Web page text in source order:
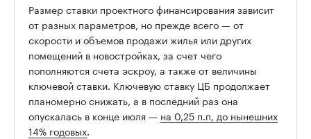
Размер ставки проектного финансирования зависит
от разных параметров, но прежде всего — от
скорости и объемов продажи жилья или других
помещений в новостройках, за счет чего
пополняются счета эскроу, а также от величины
ключевой ставки. Ключевую ставку ЦБ продолжает
планомерно снижать, а в последний раз она
опускалась в конце июля — на 0,25 п.п, до нынешних
14% годовых.